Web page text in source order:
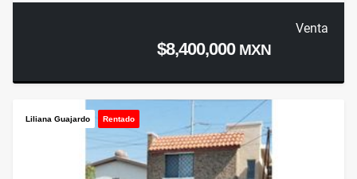
Venta
$8,400,000 MXN
Liliana Guajardo Rentado